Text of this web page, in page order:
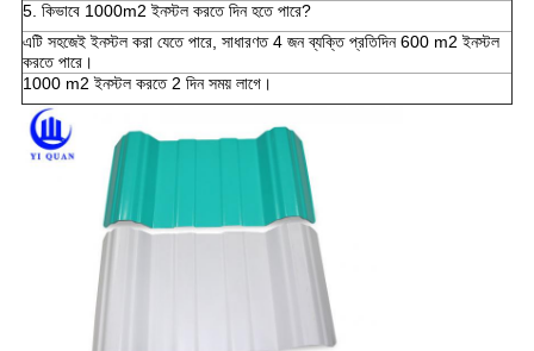
5. কিভাবে 1000m2 ইনস্টল করতে দিন হতে পারে?
এটি সহজেই ইনস্টল করা যেতে পারে, সাধারণত 4 জন ব্যক্তি প্রতিদিন 600 m2 ইনস্টল
করতে পারে।
1000 m2 ইনস্টল করতে 2 দিন সময় লাগে।